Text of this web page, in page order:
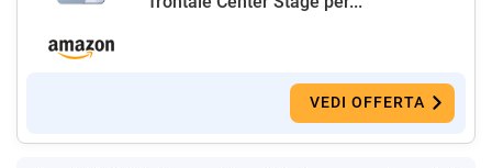
VEDI OFFERTA